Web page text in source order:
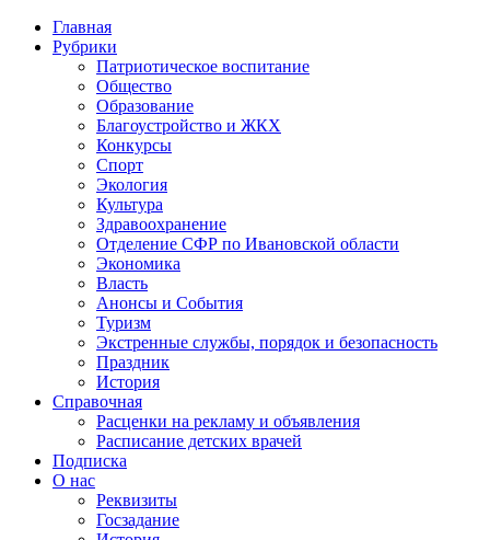
Главная
Рубрики
Патриотическое воспитание
Общество
Образование
Благоустройство и ЖКХ
Конкурсы
Спорт
Экология
Культура
Здравоохранение
Отделение СФР по Ивановской области
Экономика
Власть
Анонсы и События
Туризм
Экстренные службы, порядок и безопасность
Праздник
История
Справочная
Расценки на рекламу и объявления
Расписание детских врачей
Подписка
О нас
Реквизиты
Госзадание